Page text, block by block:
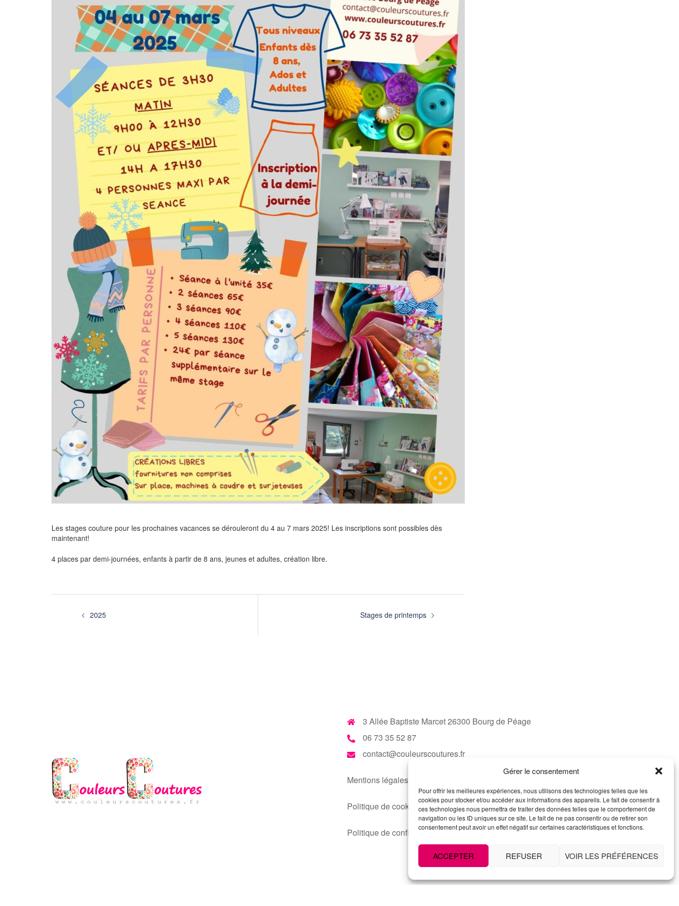
Gérer le consentement
Pour offrir les meilleures expériences, nous utilisons des technologies telles que les
cookies pour stocker et/ou accéder aux informations des appareils. Le fait de consentir à
ces technologies nous permettra de traiter des données telles que le comportement de
navigation ou les ID uniques sur ce site. Le fait de ne pas consentir ou de retirer son
consentement peut avoir un effet négatif sur certaines caractéristiques et fonctions.
ACCEPTER REFUSER VOIR LES PRÉFÉRENCES
Les stages couture pour les prochaines vacances se dérouleront du 4 au 7 mars 2025! Les inscriptions sont possibles dès
maintenant!
4 places par demi-journées, enfants à partir de 8 ans, jeunes et adultes, création libre.
Navigation
2025 Stages de printemps
3 Allée Baptiste Marcet 26300 Bourg de Péage
06 73 35 52 87
contact@couleurscoutures.fr
Mentions légales
Politique de cookies
Politique de confidentialité